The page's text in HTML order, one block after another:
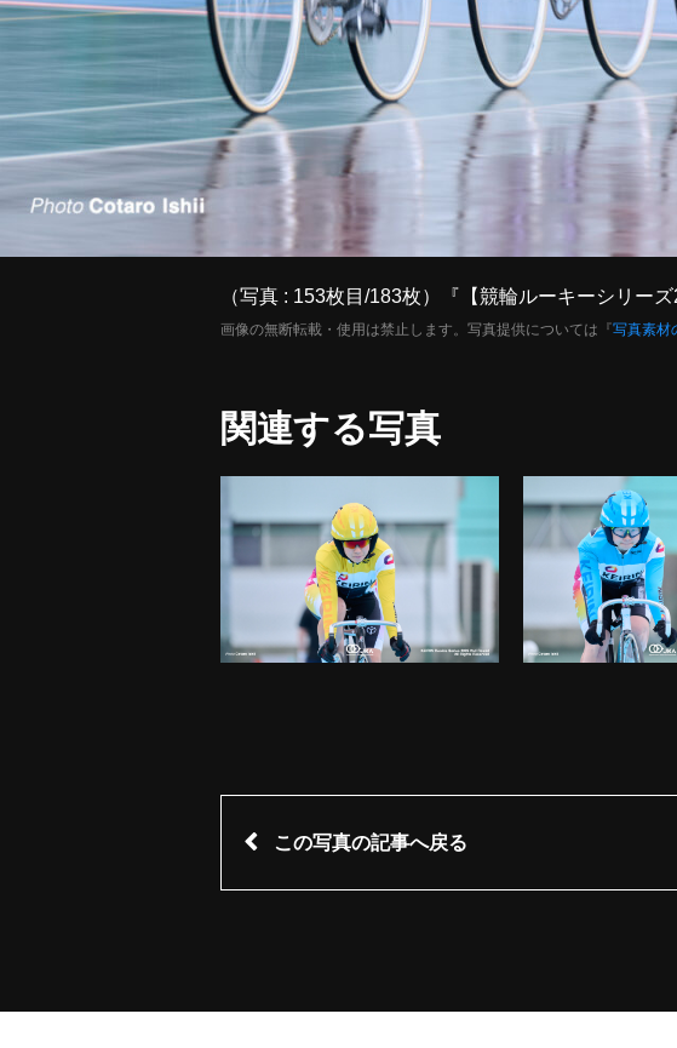
（写真 : 153枚目/183枚）『【競輪ルーキーシリー
画像の無断転載・使用は禁止します。写真提供については『写真素材
関連する写真
この写真の記事へ戻る